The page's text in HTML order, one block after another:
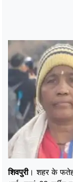
शिवपुरी। शहर के